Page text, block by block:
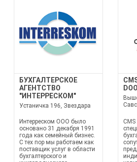
БУХГАЛТЕРСКОЕ
АГЕНТСТВО
"ИНТЕРРЕСКОМ"
Устаничка 196, Звездара
Интерреском ООО было
основано 31 декабря 1991
года как семейный бизнес.
С тех пор мы работаем как
поставщик услуг в области
бухгалтерского и
DOO